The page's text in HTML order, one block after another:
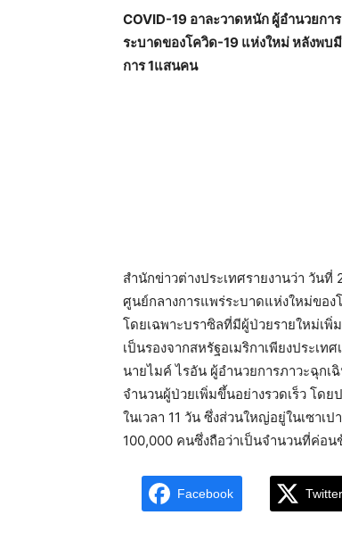
COVID-19 อาละวาดหนัก ผู้อำนวยกา
ระบาดของโควิด-19 แห่งใหม่ หลังพบ
การ 1แสนคน
สำนักข่าวต่างประเทศรายงานว่า วัน
ศูนย์กลางการแพร่ระบาดแห่งใหม่ของ
โดยเฉพาะบราซิลที่มีผู้ป่วยรายใหม่เ
เป็นรองจากสหรัฐอเมริกาเพียงประเท
นายไมค์ ไรอัน ผู้อำนวยการภาวะฉุกเ
จำนวนผู้ป่วยเพิ่มขึ้นอย่างรวดเร็ว โด
ในเวลา 11 วัน ซึ่งส่วนใหญ่อยู่ในเซา
100,000 คนซึ่งถือว่าเป็นจำนวนที่ค่อน
Facebook Twitter